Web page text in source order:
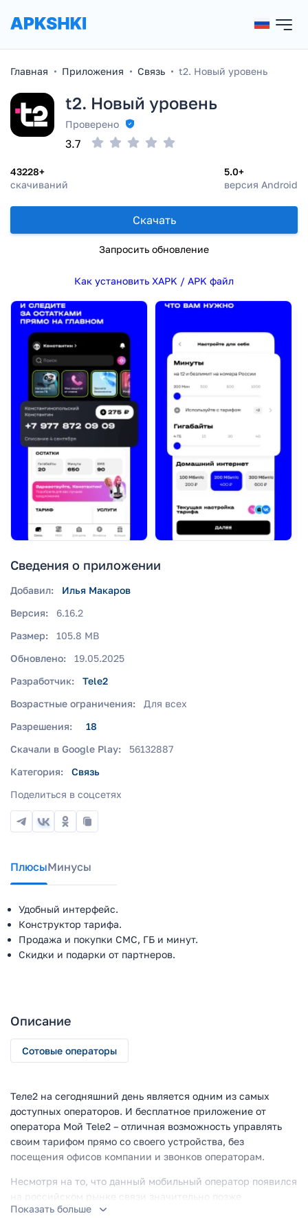
Главная Приложения Связь t2. Новый уровень
t2. Новый уровень
Проверено
43228+
скачиваний
5.0+
версия Android
3.7
Скачать
Запросить обновление
Как установить XAPK / APK файл
Сведения о приложении
Добавил:
Илья Макаров
Версия:
6.16.2
Размер:
105.8 MB
Обновлено:
19.05.2025
Разработчик:
Tele2
Возрастные ограничения:
Для всех
Разрешения:
18
Скачали в Google Play:
56132887
Категория:
Связь
Поделиться в соцсетях
ПлюсыМинусы
Удобный интерфейс.
Конструктор тарифа.
Продажа и покупки СМС, ГБ и минут.
Скидки и подарки от партнеров.
Описание
Сотовые операторы
Теле2 на сегодняшний день является одним из самых
доступных операторов. И бесплатное приложение от
оператора Мой Tele2 – отличная возможность управлять
своим тарифом прямо со своего устройства, без
посещения офисов компании и звонков операторам.
Несмотря на то, что данный мобильный оператор появился
на российском рынке связи значительно позже
некоторых, он быстро стал любим пользователями. А,
Показать больше